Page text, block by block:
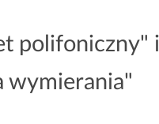
polifoniczny" i
wymierania"